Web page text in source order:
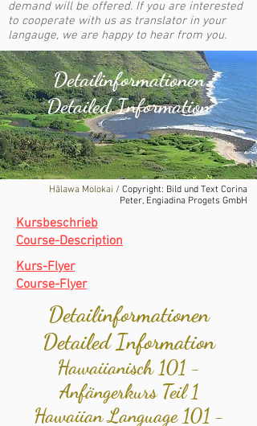
demand will be offered. If you are interested
to cooperate with us as translator in your
langauge, we are happy to hear from you.
Detailinformationen
Detailed Information
Hālawa Molokai / Copyright: Bild und Text Corina
Peter, Engiadina Progets GmbH
Kursbeschrieb
Course-Description
Kurs-Flyer
Course-Flyer
Detailinformationen
Detailed Information
Hawaiianisch 101 -
Anfängerkurs Teil 1
HawaiianLanguage 101 -